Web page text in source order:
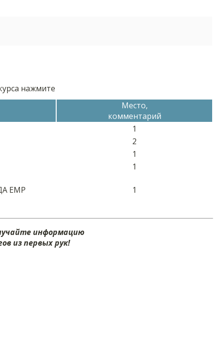
нажмите
Место,
комментарий
1
2
1
1
ЕМР 1
информацию
из первых рук!